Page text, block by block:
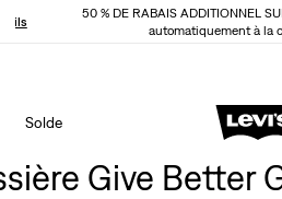
50 % DE RABAIS ADDITIONNEL
automatiquement à la
Solde
LE MEILLEUR DE LEVI'SMD – MAINTENANT
Give Better